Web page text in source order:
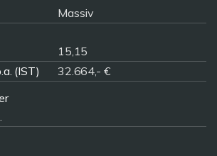
Massiv
15,15
(IST)
32.664,- €